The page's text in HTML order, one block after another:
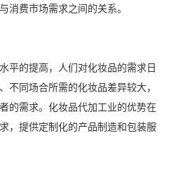
消费市场需求之间的关系。
平的提高，人们对化妆品的需求日
不同场合所需的化妆品差异较大，
的需求。化妆品代加工业的优势在
，提供定制化的产品制造和包装服